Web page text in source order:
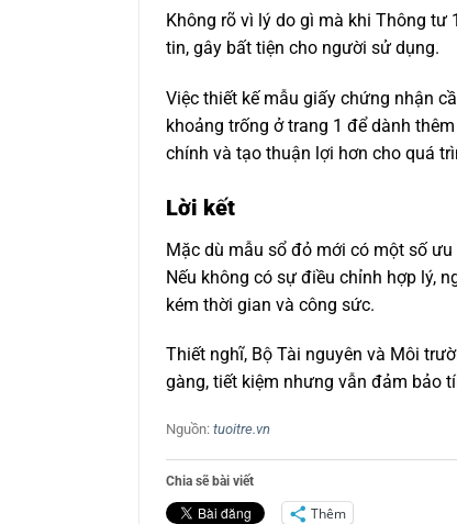
Không rõ vì lý do gì mà khi Thông
tin, gây bất tiện cho người sử dụng.
Việc thiết kế mẫu giấy chứng nhận
khoảng trống ở trang 1 để dành
chính và tạo thuận lợi hơn cho quá
Lời kết
Mặc dù mẫu sổ đỏ mới có một số
Nếu không có sự điều chỉnh hợp lý,
kém thời gian và công sức.
Thiết nghĩ, Bộ Tài nguyên và Môi
gàng, tiết kiệm nhưng vẫn đảm bảo
Nguồn: tuoitre.vn
Chia sẽ bài viết
Thêm